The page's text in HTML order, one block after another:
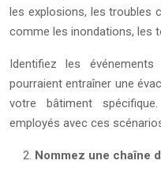
les explosions, les troubles
comme les inondations, les
Identifiez les
pourraient entraîner une
votre bâtiment
employés avec ces
Nommez une chaîne